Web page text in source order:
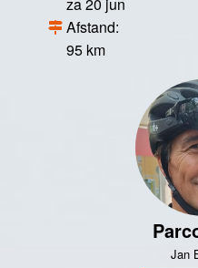
Afstand:
95 km
Jan